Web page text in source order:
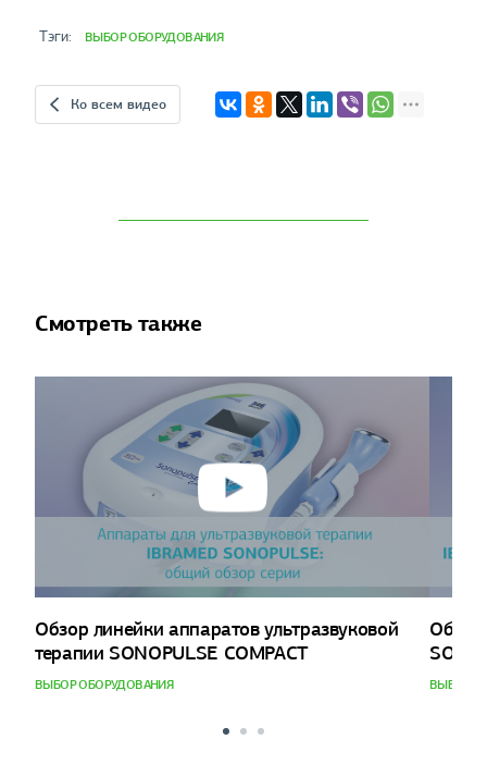
Тэги: ВЫБОР ОБОРУДОВАНИЯ
Ко всем видео
Смотреть также
Обзор линейки аппаратов ультразвуковой
терапии SONOPULSE COMPACT
ВЫБОР ОБОРУДОВАНИЯ
Обзор
ВЫБОР